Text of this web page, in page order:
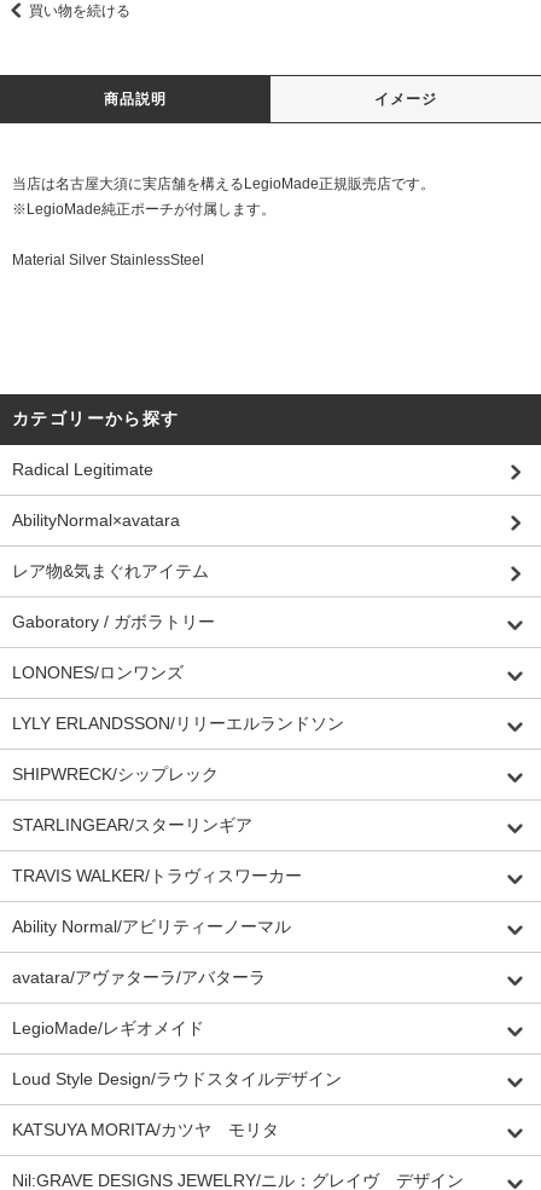
買い物を続ける
商品説明 イメージ
当店は名古屋大須に実店舗を構えるLegioMade正規販売店です。
※LegioMade純正ポーチが付属します。
Material Silver StainlessSteel
カテゴリーから探す
Radical Legitimate
AbilityNormal×avatara
レア物&気まぐれアイテム
Gaboratory / ガボラトリー
LONONES/ロンワンズ
LYLY ERLANDSSON/リリーエルランドソン
SHIPWRECK/シップレック
STARLINGEAR/スターリンギア
TRAVIS WALKER/トラヴィスワーカー
Ability Normal/アビリティーノーマル
avatara/アヴァターラ/アバターラ
LegioMade/レギオメイド
Loud Style Design/ラウドスタイルデザイン
KATSUYA MORITA/カツヤ モリタ
Nil:GRAVE DESIGNS JEWELRY/ニル：グレイヴ デザイン